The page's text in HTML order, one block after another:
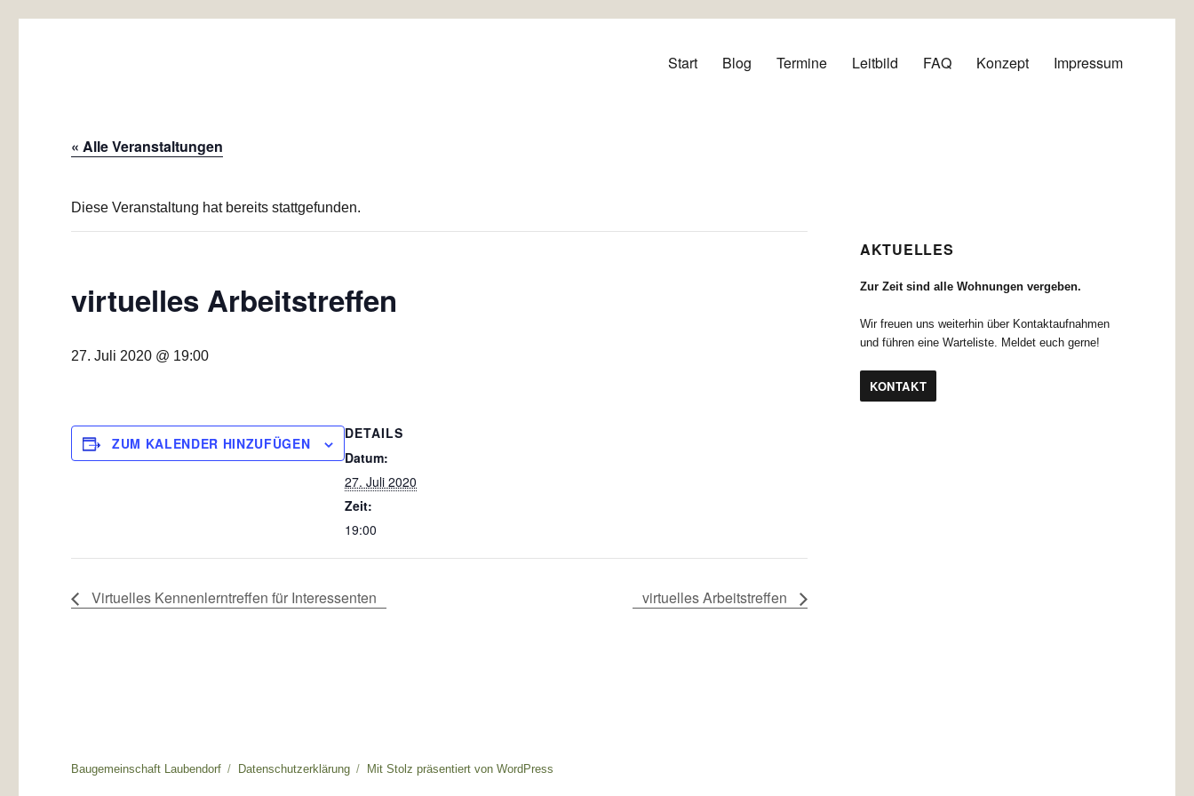
Start Blog Termine Leitbild FAQ Konzept Impressum
« Alle Veranstaltungen
Diese Veranstaltung hat bereits stattgefunden.
virtuelles Arbeitstreffen
27. Juli 2020 @ 19:00
ZUM KALENDER HINZUFÜGEN
DETAILS
Datum:
27. Juli 2020
Zeit:
19:00
Virtuelles Kennenlerntreffen für Interessenten virtuelles Arbeitstreffen
AKTUELLES
Zur Zeit sind alle Wohnungen vergeben.
Wir freuen uns weiterhin über Kontaktaufnahmen
und führen eine Warteliste. Meldet euch gerne!
KONTAKT
Baugemeinschaft Laubendorf Datenschutzerklärung Mit Stolz präsentiert von WordPress